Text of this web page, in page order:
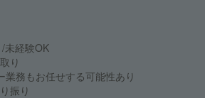
未経験OK
り
業務もお任せする可能性あり
振り